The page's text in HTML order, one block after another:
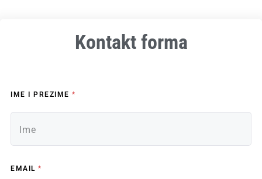
Kontakt forma
IME I PREZIME *
EMAIL *